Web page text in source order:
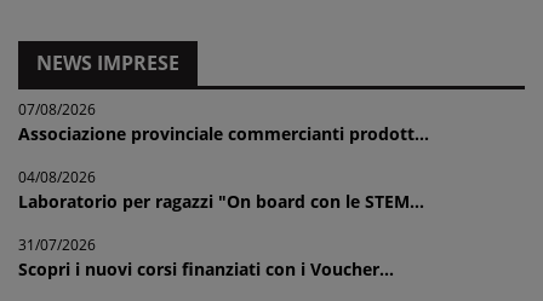
NEWS IMPRESE
07/08/2026
Associazione provinciale commercianti prodott...
04/08/2026
Laboratorio per ragazzi "On board con le STEM...
31/07/2026
Scopri i nuovi corsi finanziati con i Voucher...